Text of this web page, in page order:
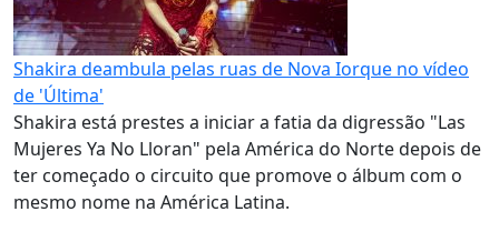
Shakira deambula pelas ruas de Nova Iorque no vídeo
de 'Última'
Shakira está prestes a iniciar a fatia da digressão "Las
Mujeres Ya No Lloran" pela América do Norte depois de
ter começado o circuito que promove o álbum com o
mesmo nome na América Latina.